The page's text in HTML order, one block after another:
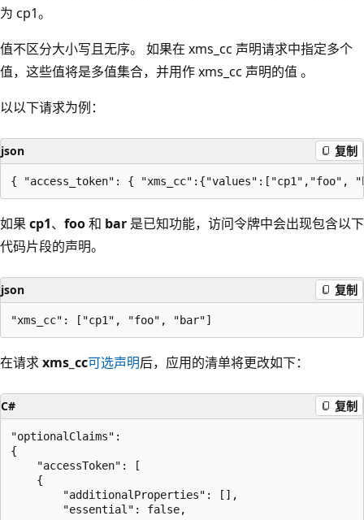
为 cp1。
值不区分大小写且无序。 如果在 xms_cc 声明请求中指定多个
值，这些值将是多值集合，并用作 xms_cc 声明的值 。
以以下请求为例：
json 复制
如果 cp1、 foo和 bar 是已知功能，访问令牌中会出现包含以下
代码片段的声明。
json 复制
在请求xms_cc可选声明后，应用的清单将更改如下：
C# 复制
"optionalClaims":
{
    "accessToken": [
    {
        "additionalProperties": [],
        "essential": false,